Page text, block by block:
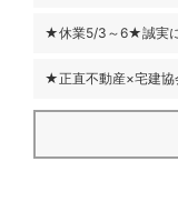
★休業5/3～6★誠実
★正直不動産×宅建